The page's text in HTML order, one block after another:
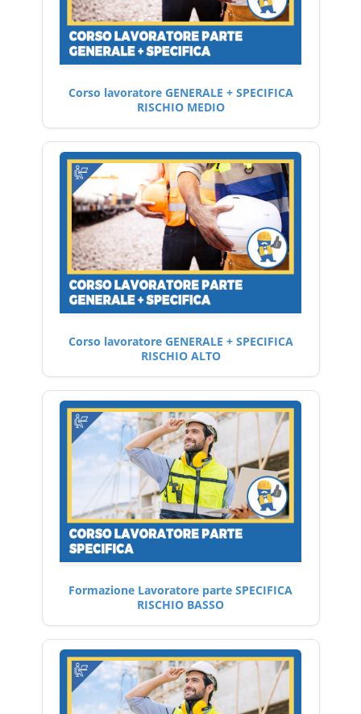
Corso lavoratore GENERALE + SPECIFICA
RISCHIO MEDIO
Corso lavoratore GENERALE + SPECIFICA
RISCHIO ALTO
Formazione Lavoratore parte SPECIFICA
RISCHIO BASSO